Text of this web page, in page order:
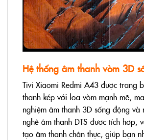
Hệ thống âm thanh vòm 3D
Tivi Xiaomi Redmi A43 được trang
thanh kép với loa vòm mạnh mẽ,
nghiệm âm thanh 3D sống động và
nghệ âm thanh DTS được tích hợp,
tạo âm thanh chân thực, giúp bạn